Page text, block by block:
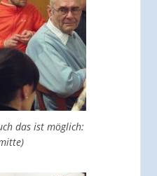
das ist möglich: